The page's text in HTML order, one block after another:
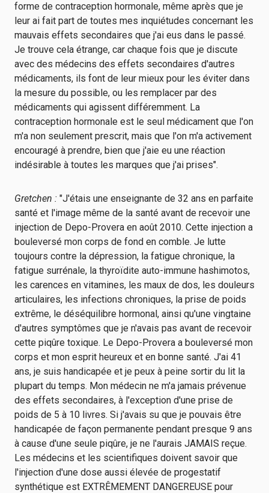
forme de contraception hormonale, même après que je
leur ai fait part de toutes mes inquiétudes concernant les
mauvais effets secondaires que j'ai eus dans le passé.
Je trouve cela étrange, car chaque fois que je discute
avec des médecins des effets secondaires d'autres
médicaments, ils font de leur mieux pour les éviter dans
la mesure du possible, ou les remplacer par des
médicaments qui agissent différemment. La
contraception hormonale est le seul médicament que l'on
m'a non seulement prescrit, mais que l'on m'a activement
encouragé à prendre, bien que j'aie eu une réaction
indésirable à toutes les marques que j'ai prises".
Gretchen : "J'étais une enseignante de 32 ans en parfaite
santé et l'image même de la santé avant de recevoir une
injection de Depo-Provera en août 2010. Cette injection a
bouleversé mon corps de fond en comble. Je lutte
toujours contre la dépression, la fatigue chronique, la
fatigue surrénale, la thyroïdite auto-immune hashimotos,
les carences en vitamines, les maux de dos, les douleurs
articulaires, les infections chroniques, la prise de poids
extrême, le déséquilibre hormonal, ainsi qu'une vingtaine
d'autres symptômes que je n'avais pas avant de recevoir
cette piqûre toxique. Le Depo-Provera a bouleversé mon
corps et mon esprit heureux et en bonne santé. J'ai 41
ans, je suis handicapée et je peux à peine sortir du lit la
plupart du temps. Mon médecin ne m'a jamais prévenue
des effets secondaires, à l'exception d'une prise de
poids de 5 à 10 livres. Si j'avais su que je pouvais être
handicapée de façon permanente pendant presque 9 ans
à cause d'une seule piqûre, je ne l'aurais JAMAIS reçue.
Les médecins et les scientifiques doivent savoir que
l'injection d'une dose aussi élevée de progestatif
synthétique est EXTRÊMEMENT DANGEREUSE pour